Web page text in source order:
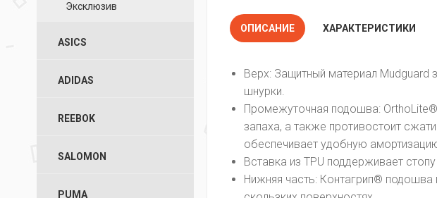
ОПИСАНИЕ ХАРАКТЕРИСТИКИ
Верх: Защитный материал Mudguard
шнурки.
Промежуточная подошва:
запаха, а также противостоит
обеспечивает удобную
Вставка из TPU поддерживает
Нижняя часть: Контагрип® подошва
Эксклюзив
ASICS
ADIDAS
REEBOK
SALOMON
PUMA